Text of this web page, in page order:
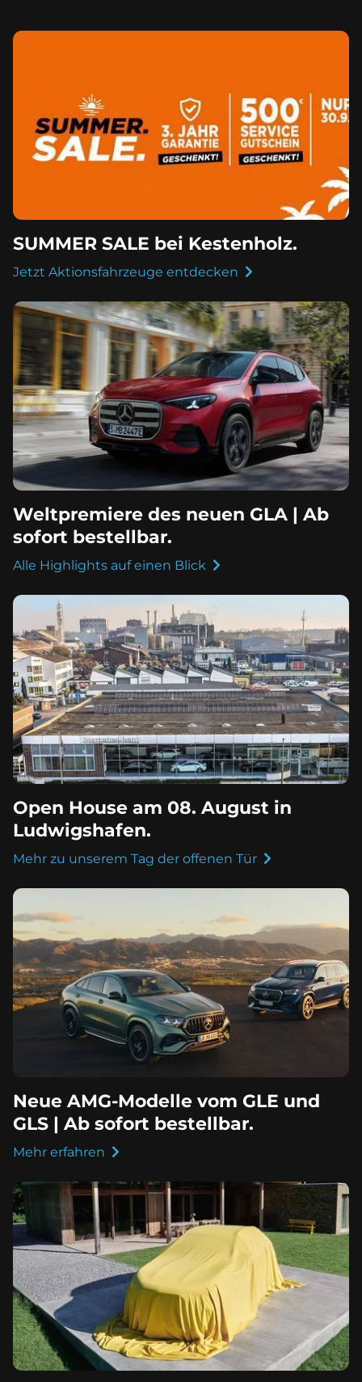
SUMMER SALE bei Kestenholz.
Jetzt Aktionsfahrzeuge entdecken
Weltpremiere des neuen GLA | Ab
sofort bestellbar.
Alle Highlights auf einen Blick
Open House am 08. August in
Ludwigshafen.
Mehr zu unserem Tag der offenen Tür
Neue AMG-Modelle vom GLE und
GLS | Ab sofort bestellbar.
Mehr erfahren